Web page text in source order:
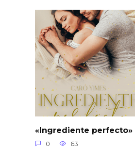
«Ingrediente perfecto»
0 63